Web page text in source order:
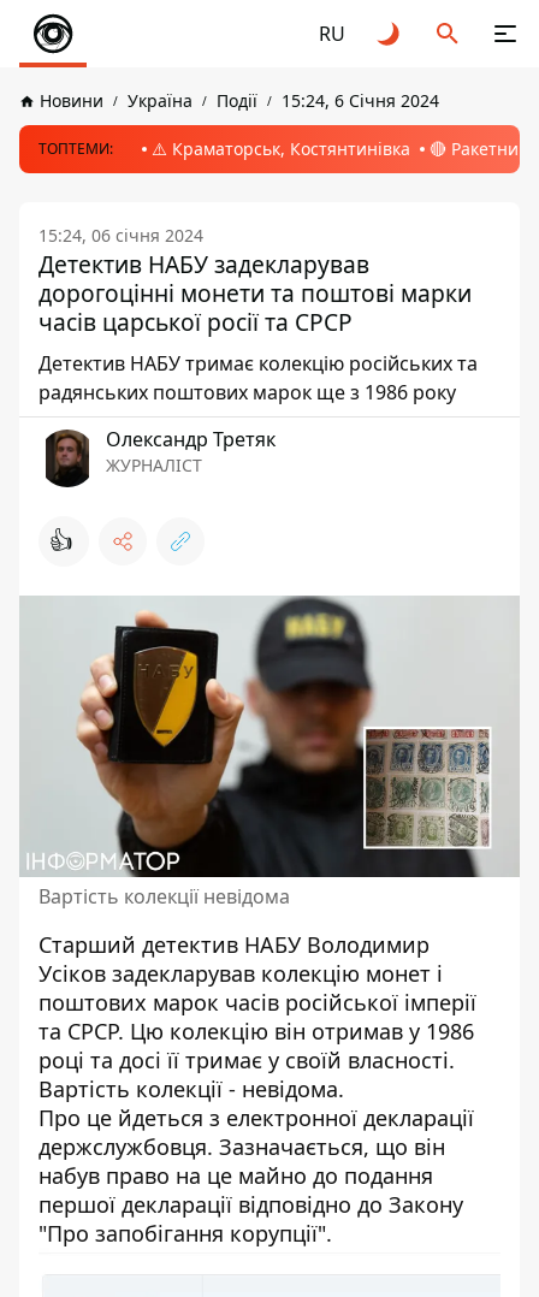
RU
Новини Україна Події 15:24, 6 Січня 2024
ТОПТЕМИ: ⚠️ Краматорськ, Костянтинівка 🔴 Ракетний
15:24, 06 січня 2024
Детектив НАБУ задекларував
дорогоцінні монети та поштові марки
часів царської росії та СРСР
Детектив НАБУ тримає колекцію російських та
радянських поштових марок ще з 1986 року
Олександр Третяк
ЖУРНАЛІСТ
👍
Вартість колекції невідома
Старший детектив НАБУ Володимир
Усіков задекларував колекцію монет і
поштових марок часів російської імперії
та СРСР. Цю колекцію він отримав у 1986
році та досі її тримає у своїй власності.
Вартість колекції - невідома.
Про це йдеться з електронної декларації
держслужбовця. Зазначається, що він
набув право на це майно до подання
першої декларації відповідно до Закону
"Про запобігання корупції".